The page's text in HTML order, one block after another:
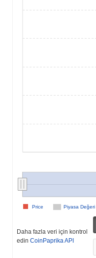
Piyasa Değeri
Price
Daha fazla veri için kontrol
edin CoinPaprika API